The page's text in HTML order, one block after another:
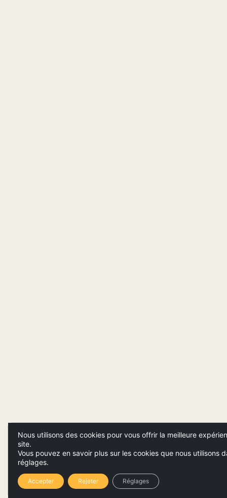
Nous utilisons des cookies pour vous offrir la meilleure
site.
Vous pouvez en savoir plus sur les cookies que nous utilisons
réglages.
Accepter Rejeter Réglages